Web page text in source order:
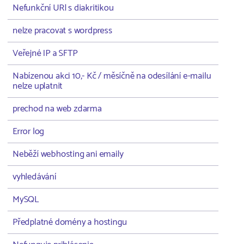
Nefunkční URl s diakritikou
nelze pracovat s wordpress
Veřejné IP a SFTP
Nabízenou akci 10,- Kč / měsíčně na odesílání e-mailu
nelze uplatnit
prechod na web zdarma
Error log
Neběží webhosting ani emaily
vyhledávání
MySQL
Předplatné domény a hostingu